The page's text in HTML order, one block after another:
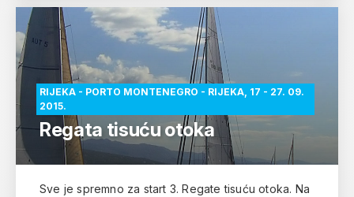
RIJEKA - PORTO MONTENEGRO - RIJEKA, 17 - 27. 09.
2015.
Regata tisuću otoka
Sve je spremno za start 3. Regate tisuću otoka. Na